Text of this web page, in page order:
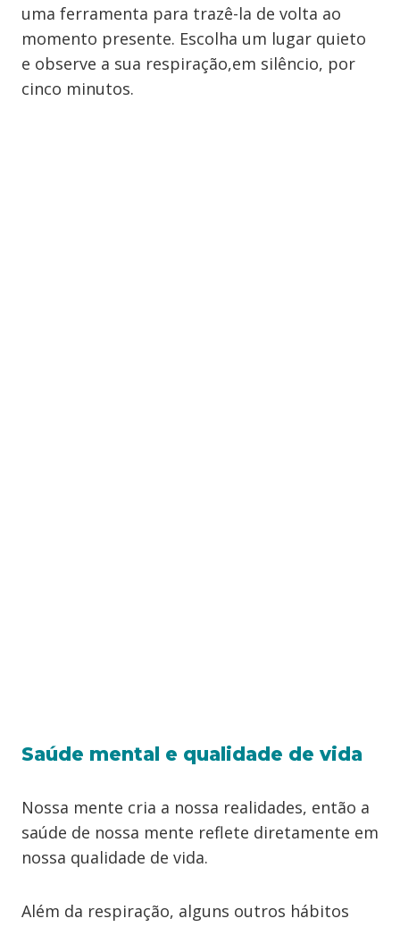
uma ferramenta para trazê-la de volta ao
momento presente. Escolha um lugar quieto
e observe a sua respiração,em silêncio, por
cinco minutos.
Saúde mental e qualidade de vida
Nossa mente cria a nossa realidades, então a
saúde de nossa mente reflete diretamente em
nossa qualidade de vida.
Além da respiração, alguns outros hábitos